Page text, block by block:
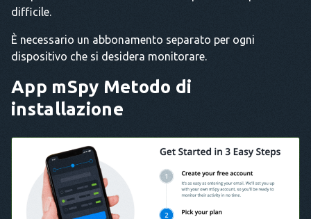
difficile.
È necessario un abbonamento separato per ogni
dispositivo che si desidera monitorare.
App mSpy Metodo di
installazione